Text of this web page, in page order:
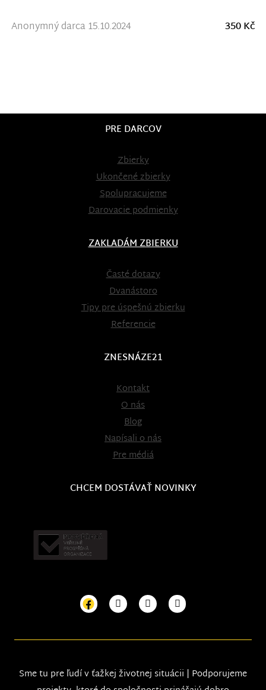
Anonymný darca 15.10.2024 350 Kč
PRE DARCOV
Zbierky
Ukončené zbierky
Spolupracujeme
Darovacie podmienky
ZAKLADÁM ZBIERKU
Časté dotazy
Dvanástoro
Tipy pre úspešnú zbierku
Referencie
ZNESNÁZE21
Kontakt
O nás
Blog
Napísali o nás
Pre médiá
CHCEM DOSTÁVAŤ NOVINKY
Sme tu pre ľudí v ťažkej životnej situácii | Podporujeme